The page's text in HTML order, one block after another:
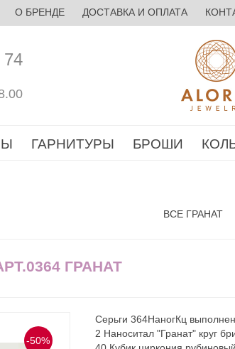
О БРЕНДЕ ДОСТАВКА И ОПЛАТА
74
ГАРНИТУРЫ БРОШИ
ВСЕ ГРАНАТ
ГРАНАТ
-50%
Серьги 364НаногКц
2 Наноситал "Гранат" круг